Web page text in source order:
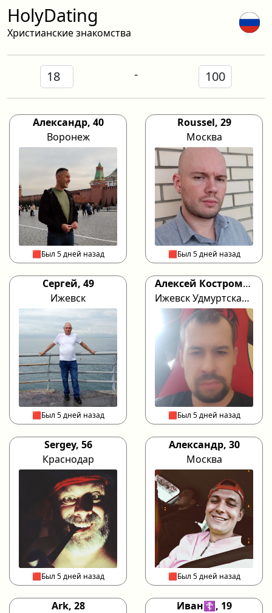
HolyDating
Христианские знакомства
-
Александр, 40
Воронеж
🟥Был 5 дней назад
Roussel, 29
Москва
🟥Был 5 дней назад
Сергей, 49
Ижевск
🟥Был 5 дней назад
Алексей Костромитинов, 44
Ижевск Удмуртская республика
🟥Был 5 дней назад
Sergey, 56
Краснодар
🟥Был 5 дней назад
Александр, 30
Москва
🟥Был 5 дней назад
Ark, 28
Иван☦️, 19